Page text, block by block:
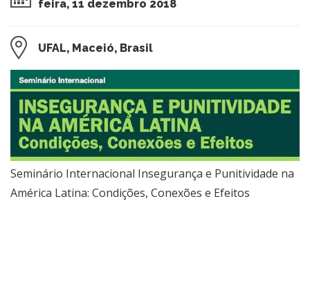
feira, 11 dezembro 2018
UFAL, Maceió, Brasil
Seminário Internacional Insegurança e Punitividade na
América Latina: Condições, Conexões e Efeitos